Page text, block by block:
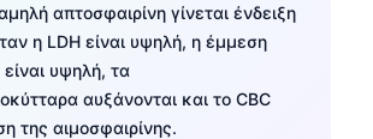
απτοσφαιρίνη γίνεται ένδειξη
η LDH είναι υψηλή, η έμμεση
υψηλή, τα
αυξάνονται και το CBC
της αιμοσφαιρίνης.